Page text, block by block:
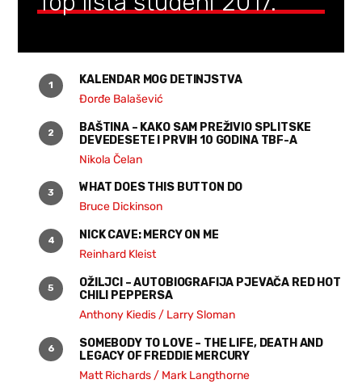
KALENDAR MOG DETINJSTVA
Đorđe Balašević
BAŠTINA – KAKO SAM PREŽIVIO SPLITSKE
DEVEDESETE I PRVIH 10 GODINA TBF-A
Nikola Čelan
WHAT DOES THIS BUTTON DO
Bruce Dickinson
NICK CAVE: MERCY ON ME
Reinhard Kleist
OŽILJCI – AUTOBIOGRAFIJA PJEVAČA RED HOT
CHILI PEPPERSA
Anthony Kiedis / Larry Sloman
SOMEBODY TO LOVE – THE LIFE, DEATH AND
LEGACY OF FREDDIE MERCURY
Matt Richards / Mark Langthorne